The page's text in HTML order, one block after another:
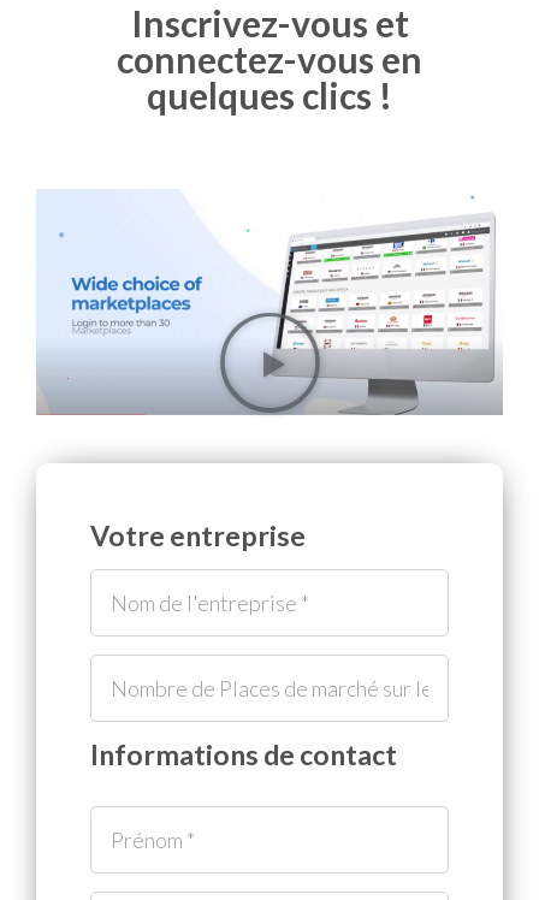
Inscrivez-vous et
connectez-vous en
quelques clics !
Test de 14 jours gratuit,
pas d'engagement de
durée !
Votre entreprise
Informations de contact